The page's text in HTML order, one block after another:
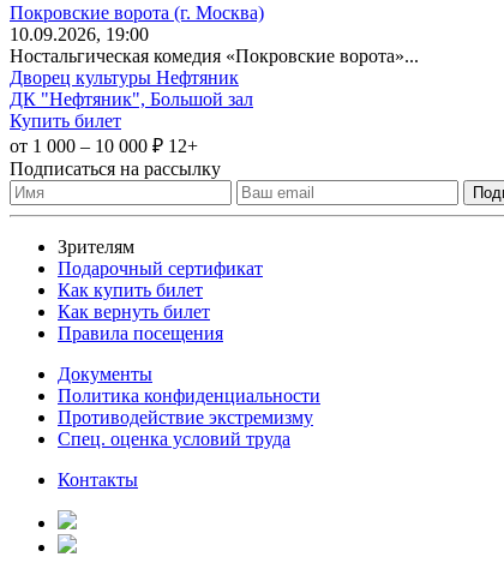
Покровские ворота (г. Москва)
10.09.2026, 19:00
Ностальгическая комедия «Покровские ворота»...
Дворец культуры Нефтяник
ДК "Нефтяник", Большой зал
Купить билет
от 1 000 – 10 000 ₽ 12+
Подписаться на рассылку
Зрителям
Подарочный сертификат
Как купить билет
Как вернуть билет
Правила посещения
Документы
Политика конфиденциальности
Противодействие экстремизму
Спец. оценка условий труда
Контакты